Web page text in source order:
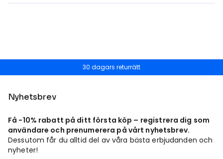
30 dagars returrätt
Nyhetsbrev
Få -10% rabatt på ditt första köp – registrera dig som
användare och prenumerera på vårt nyhetsbrev.
Dessutom får du alltid del av våra bästa erbjudanden och
nyheter!